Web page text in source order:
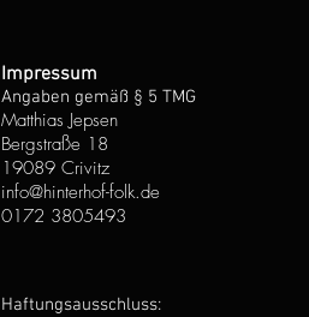
Impressum
Angaben gemäß § 5 TMG
Matthias Jepsen
Bergstraße 18
19089 Crivitz
info@hinterhof-folk.de
0172 3805493
Haftungsausschluss: